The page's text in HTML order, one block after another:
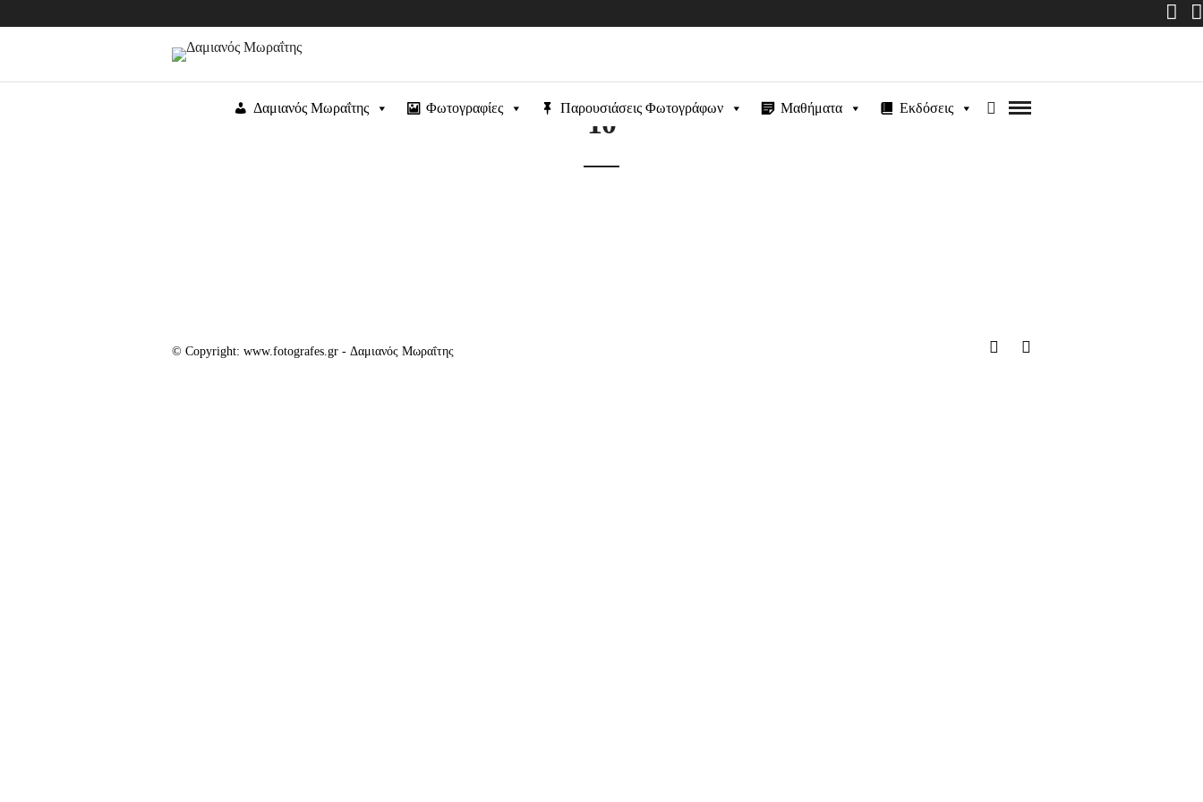
Δαμιανός Μωραΐτης Φωτογραφίες Παρουσιάσεις Φωτογράφων Μαθήματα Εκδόσεις
10
© Copyright: www.fotografes.gr - Δαμιανός Μωραΐτης